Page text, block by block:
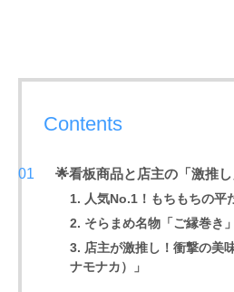
Contents
🌟看板商品と店主の「激推
1. 人気No.1！もちもちの平
2. そらまめ名物「ご縁巻き」
3. 店主が激推し！衝撃の美
ナモナカ）」